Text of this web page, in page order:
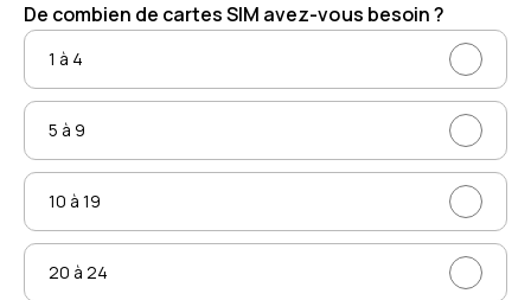
De combien de cartes SIM avez-vous besoin ?
1 à 4
5 à 9
10 à 19
20 à 24